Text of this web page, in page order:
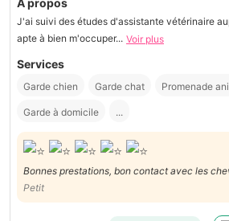
À propos
J'ai suivi des études d'assistante vétérinaire
apte à bien m'occuper... Voir plus
Services
Garde chien Garde chat Promenade
Garde à domicile ...
Bonnes prestations, bon contact avec les
une solution pour les déplacements ou les
dépenses . tarif horaire hors normes Ne
Petit